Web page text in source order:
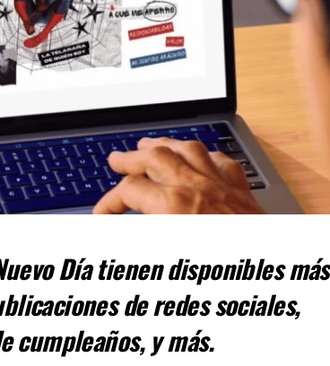
Día tienen disponibles más
de redes sociales,
cumpleaños, y más.